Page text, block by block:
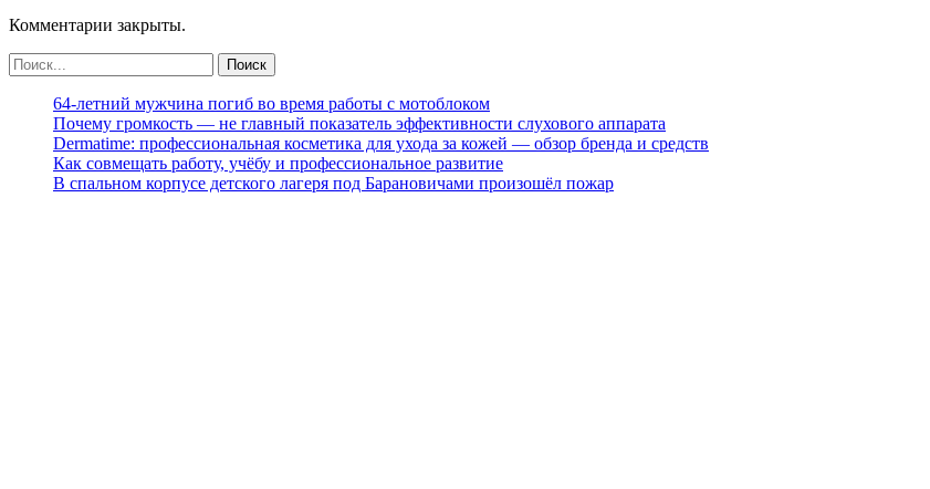
Комментарии закрыты.
64-летний мужчина погиб во время работы с мотоблоком
Почему громкость — не главный показатель эффективности слухового аппарата
Dermatime: профессиональная косметика для ухода за кожей — обзор бренда и средств
Как совмещать работу, учёбу и профессиональное развитие
В спальном корпусе детского лагеря под Барановичами произошёл пожар